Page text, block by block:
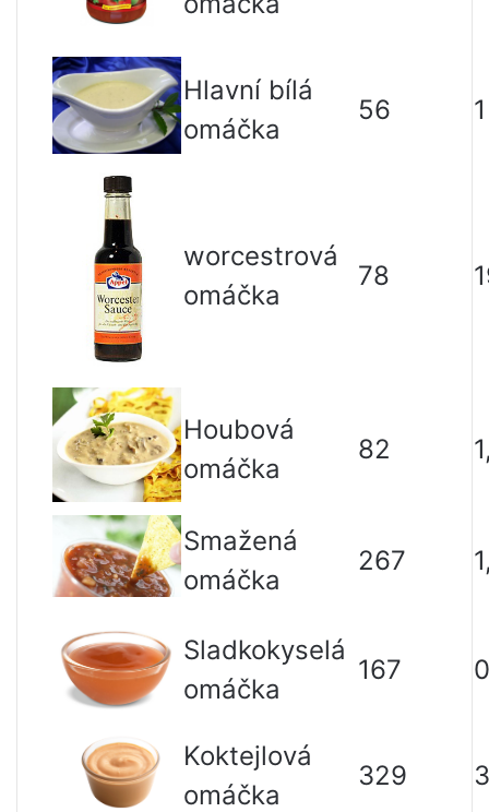
Hlavní bílá
omáčka
56 1
worcestrová
omáčka
78
Houbová
omáčka
82
Smažená
omáčka
267
Sladkokyselá
omáčka
167
Koktejlová
omáčka
329